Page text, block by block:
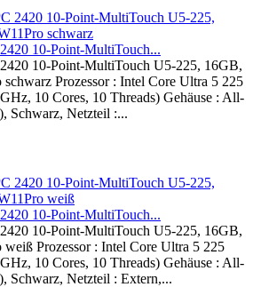
10-Point-MultiTouch...
10-Point-MultiTouch U5-225, 16GB,
Prozessor : Intel Core Ultra 5 225
10 Cores, 10 Threads) Gehäuse : All-
Schwarz, Netzteil :...
10-Point-MultiTouch...
10-Point-MultiTouch U5-225, 16GB,
Prozessor : Intel Core Ultra 5 225
10 Cores, 10 Threads) Gehäuse : All-
Schwarz, Netzteil : Extern,...